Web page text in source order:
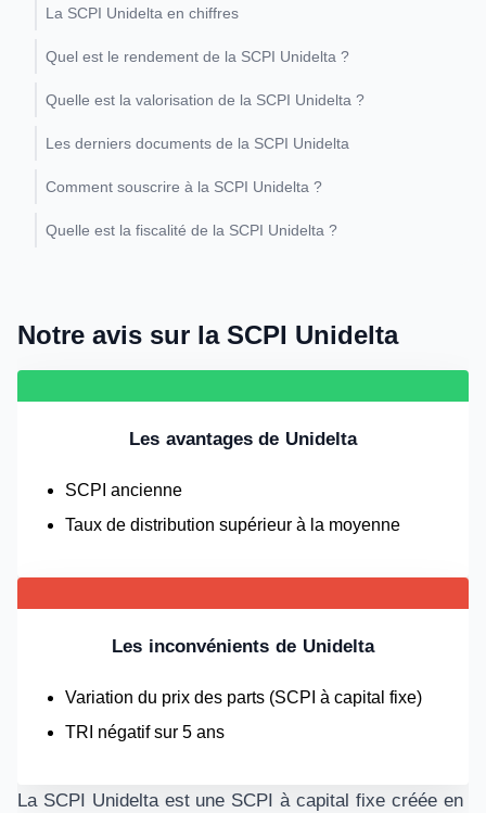
La SCPI Unidelta en chiffres
Quel est le rendement de la SCPI Unidelta ?
Quelle est la valorisation de la SCPI Unidelta ?
Les derniers documents de la SCPI Unidelta
Comment souscrire à la SCPI Unidelta ?
Quelle est la fiscalité de la SCPI Unidelta ?
Notre avis sur la SCPI Unidelta
Les avantages de Unidelta
SCPI ancienne
Taux de distribution supérieur à la moyenne
Les inconvénients de Unidelta
Variation du prix des parts (SCPI à capital fixe)
TRI négatif sur 5 ans
La SCPI Unidelta est une SCPI à capital fixe créée en